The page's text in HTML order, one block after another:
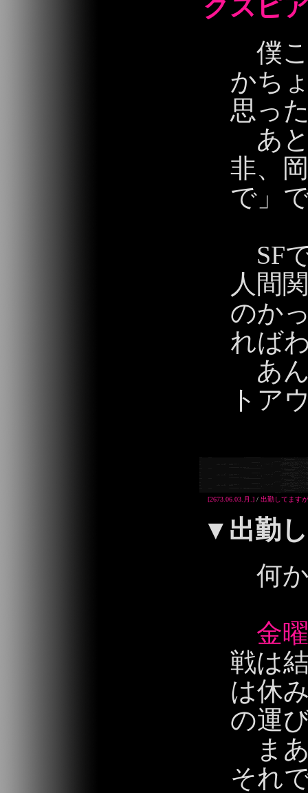
クスピ
僕こ
かち
思っ
あと
非、
で」
SF
人間
のか
れば
あん
トア
[2673.06.03.月.] / 出勤してます
▼ 出勤
何か
金
戦は
は休
の運
まあ
それ